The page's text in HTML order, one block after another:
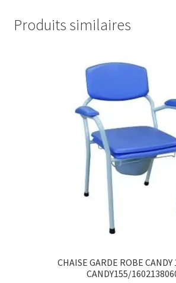
Produits similaires
CHAISE GARDE ROBE
CANDY155/